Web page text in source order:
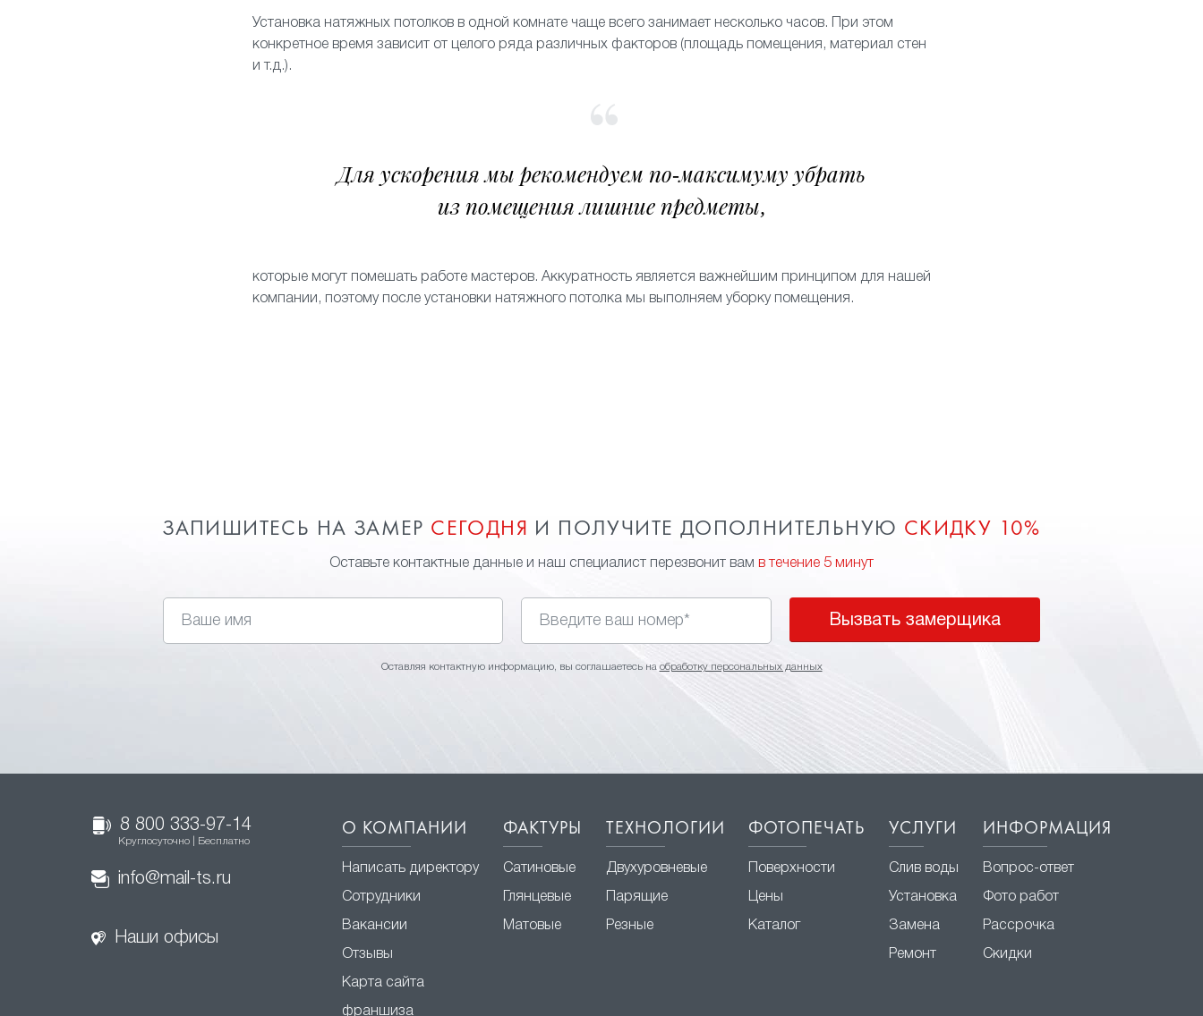
Установка натяжных потолков в одной комнате чаще всего занимает несколько часов. При этом
конкретное время зависит от целого ряда различных факторов (площадь помещения, материал стен
и т.д.).
Для ускорения мы рекомендуем по-максимуму убрать
из помещения лишние предметы,
которые могут помешать работе мастеров. Аккуратность является важнейшим принципом для нашей
компании, поэтому после установки натяжного потолка мы выполняем уборку помещения.
ЗАПИШИТЕСЬ НА ЗАМЕР СЕГОДНЯ И ПОЛУЧИТЕ ДОПОЛНИТЕЛЬНУЮ СКИДКУ 10%
Оставьте контактные данные и наш специалист перезвонит вам в течение 5 минут
Вызвать замерщика
Оставляя контактную информацию, вы соглашаетесь на обработку персональных данных
8 800 333-97-14
Круглосуточно | Бесплатно
info@mail-ts.ru
Наши офисы
О КОМПАНИИ
Написать директору
Сотрудники
Вакансии
Отзывы
Карта сайта
франшиза
ФАКТУРЫ
Сатиновые
Глянцевые
Матовые
ТЕХНОЛОГИИ
Двухуровневые
Парящие
Резные
ФОТОПЕЧАТЬ
Поверхности
Цены
Каталог
УСЛУГИ
Слив воды
Установка
Замена
Ремонт
ИНФОРМАЦИЯ
Вопрос-ответ
Фото работ
Рассрочка
Скидки